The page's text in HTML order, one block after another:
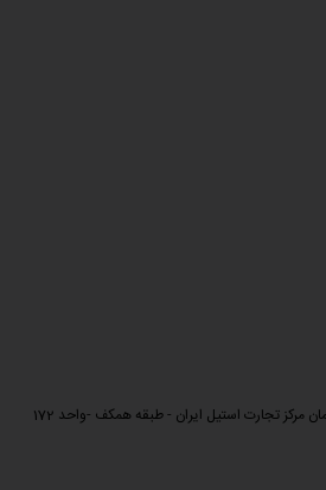
مرکز تجارت استیل ایران - طبقه همکف -واحد 172